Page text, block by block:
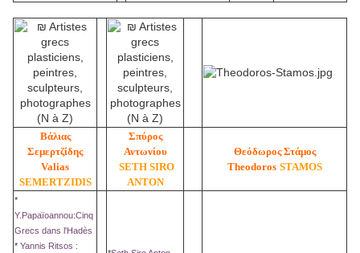
Βάλιας
Σεμερτζίδης
Valias
SEMERTZIDIS
Σπύρος
Αντωνίου
SETH SIRO
ANTON
Θεόδωρος Στάμος
Theodoros STAMOS
*
Y.Papaïoannou:Cinq
Grecs dans l'Hadès
* Yannis Ritsos :